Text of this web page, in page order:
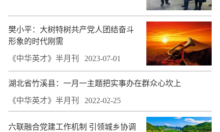
樊小平：大树特树共产党人团结奋斗
形象的时代刚需
《中华英才》半月刊 2023-07-01
湖北省竹溪县：一月一主题把实事办在群众心坎上
《中华英才》半月刊 2022-02-25
六联融合党建工作机制 引领城乡协调